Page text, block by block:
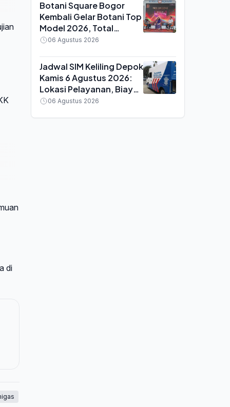
di
Botani Square Bogor
Kembali Gelar Botani Top
Model 2026, Total
Hadiah Rp20 Juta untuk
06 Agustus 2026
Jadwal SIM Keliling Depok
Kamis 6 Agustus 2026:
Lokasi Pelayanan, Biaya
Perpanjangan dan Syarat
06 Agustus 2026